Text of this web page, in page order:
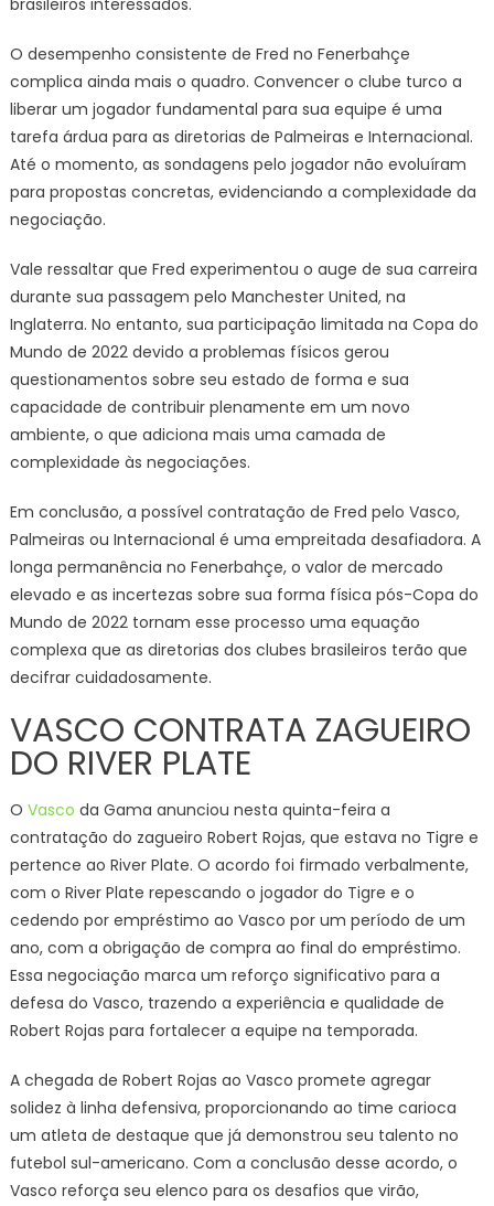
brasileiros interessados.
O desempenho consistente de Fred no Fenerbahçe
complica ainda mais o quadro. Convencer o clube turco a
liberar um jogador fundamental para sua equipe é uma
tarefa árdua para as diretorias de Palmeiras e Internacional.
Até o momento, as sondagens pelo jogador não evoluíram
para propostas concretas, evidenciando a complexidade da
negociação.
Vale ressaltar que Fred experimentou o auge de sua carreira
durante sua passagem pelo Manchester United, na
Inglaterra. No entanto, sua participação limitada na Copa do
Mundo de 2022 devido a problemas físicos gerou
questionamentos sobre seu estado de forma e sua
capacidade de contribuir plenamente em um novo
ambiente, o que adiciona mais uma camada de
complexidade às negociações.
Em conclusão, a possível contratação de Fred pelo Vasco,
Palmeiras ou Internacional é uma empreitada desafiadora. A
longa permanência no Fenerbahçe, o valor de mercado
elevado e as incertezas sobre sua forma física pós-Copa do
Mundo de 2022 tornam esse processo uma equação
complexa que as diretorias dos clubes brasileiros terão que
decifrar cuidadosamente.
VASCO CONTRATA ZAGUEIRO
DO RIVER PLATE
O Vasco da Gama anunciou nesta quinta-feira a
contratação do zagueiro Robert Rojas, que estava no Tigre e
pertence ao River Plate. O acordo foi firmado verbalmente,
com o River Plate repescando o jogador do Tigre e o
cedendo por empréstimo ao Vasco por um período de um
ano, com a obrigação de compra ao final do empréstimo.
Essa negociação marca um reforço significativo para a
defesa do Vasco, trazendo a experiência e qualidade de
Robert Rojas para fortalecer a equipe na temporada.
A chegada de Robert Rojas ao Vasco promete agregar
solidez à linha defensiva, proporcionando ao time carioca
um atleta de destaque que já demonstrou seu talento no
futebol sul-americano. Com a conclusão desse acordo, o
Vasco reforça seu elenco para os desafios que virão,